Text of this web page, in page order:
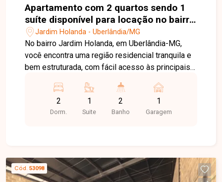
Apartamento com 2 quartos sendo 1
suíte disponível para locação no bairro
Jardim Holanda em Uberlândia-MG
Jardim Holanda - Uberlândia/MG
No bairro Jardim Holanda, em Uberlândia-MG,
você encontra uma região residencial tranquila e
bem estruturada, com fácil acesso às principais
supermercados, escolas, farmácias e diversos
comércios, proporcionando praticidade e
qualidade de vida. Apartamento disponível para
armários, sendo 1 suíte com ar-condicionado,
banheiro social com box e armários, cozinha com
2
Dorm.
1
Suite
2
Banho
1
Garagem
Cód. 53098